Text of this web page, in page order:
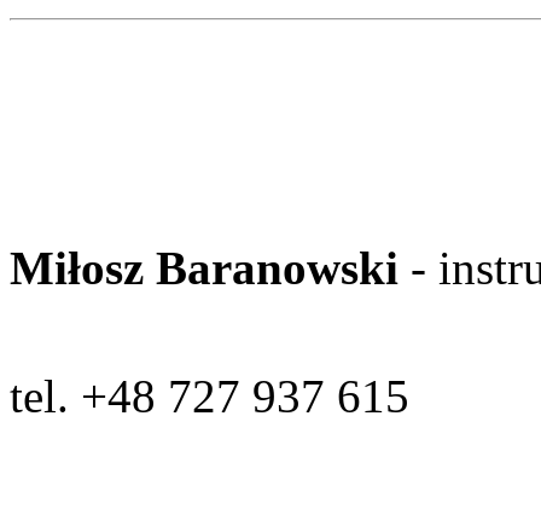
Miłosz Baranowski -
tel. +48 727 937 615